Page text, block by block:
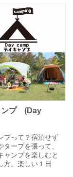
ンプ (Day
プって？宿泊せず
タープを張って、
ャンプを楽しむと
方。楽しい１日